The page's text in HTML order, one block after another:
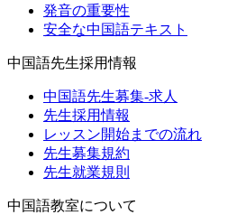
発音の重要性
安全な中国語テキスト
中国語先生採用情報
中国語先生募集-求人
先生採用情報
レッスン開始までの流れ
先生募集規約
先生就業規則
中国語教室について